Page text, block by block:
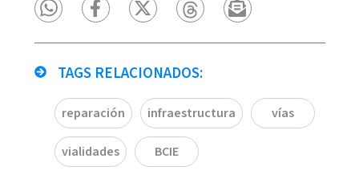
TAGS RELACIONADOS:
reparación infraestructura vías
vialidades BCIE